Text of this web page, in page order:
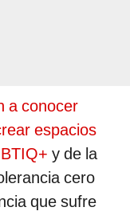
a conocer
espacios
y de la
cero
que sufre